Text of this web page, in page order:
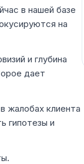
в нашей базе
на
и глубина
дает
жалобах клиента
гипотезы и